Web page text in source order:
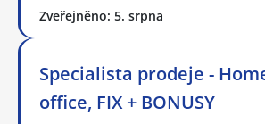
Zveřejněno: 5. srpna
Specialista prodeje -
office, FIX + BONUSY